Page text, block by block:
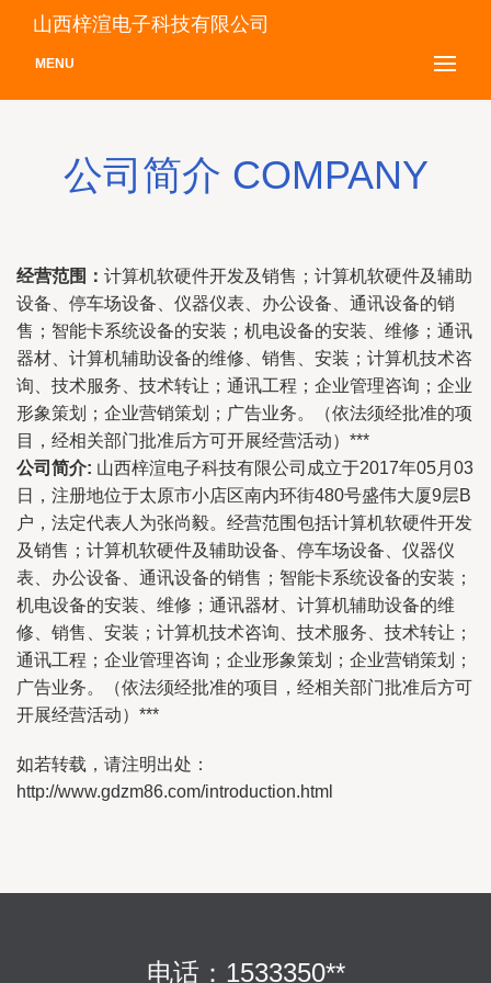
山西梓渲电子科技有限公司
MENU
公司简介 COMPANY
经营范围： 计算机软硬件开发及销售；计算机软硬件及辅助
设备、停车场设备、仪器仪表、办公设备、通讯设备的销
售；智能卡系统设备的安装；机电设备的安装、维修；通讯
器材、计算机辅助设备的维修、销售、安装；计算机技术咨
询、技术服务、技术转让；通讯工程；企业管理咨询；企业
形象策划；企业营销策划；广告业务。（依法须经批准的项
目，经相关部门批准后方可开展经营活动）***
公司简介: 山西梓渲电子科技有限公司成立于2017年05月03
日，注册地位于太原市小店区南内环街480号盛伟大厦9层B
户，法定代表人为张尚毅。经营范围包括计算机软硬件开发
及销售；计算机软硬件及辅助设备、停车场设备、仪器仪
表、办公设备、通讯设备的销售；智能卡系统设备的安装；
机电设备的安装、维修；通讯器材、计算机辅助设备的维
修、销售、安装；计算机技术咨询、技术服务、技术转让；
通讯工程；企业管理咨询；企业形象策划；企业营销策划；
广告业务。（依法须经批准的项目，经相关部门批准后方可
开展经营活动）***
如若转载，请注明出处：
http://www.gdzm86.com/introduction.html
电话：1533350**